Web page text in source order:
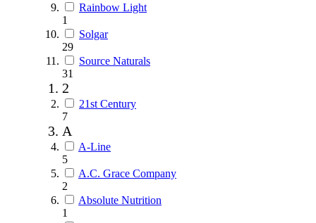
Rainbow Light
1
Solgar
29
Source Naturals
31
2
21st Century
7
A
A-Line
5
A.C. Grace Company
2
Absolute Nutrition
1